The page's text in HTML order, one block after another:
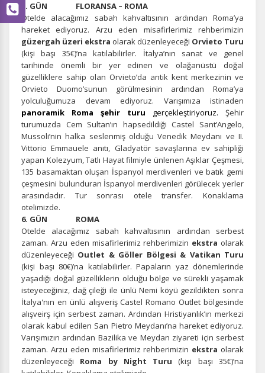
ÇEREZ KULLANIM AYARLARINIZ
Çerez tercihlerinizi belirleyin.
Daha fazla bilgi içinKVKK bilgilendirmemizi
gizlilik koşullarınıinceleyebilirsiniz.
Zorunlu Çerezler HER ZAMAN AKTIF
Oturum yönetimi, güvenlik ve temel site işlevleri için
gereklidir. Bu çerezler olmadan site düzgün çalışmaz ve
devre dışı bırakılamaz.
5. GÜN FLORANSA – ROMA
Otelde alacağımız sabah kahvaltısının ardından Roma’ya
hareket ediyoruz. Arzu eden misafirlerimiz rehberimizin
güzergah üzeri ekstra olarak düzenleyeceği Orvieto Turu
(kişi başı 35€)’na katılabilirler. İtalya’nın sanat ve genel
tarihinde önemli bir yer edinen ve olağanüstü doğal
güzelliklere sahip olan Orvieto’da antik kent merkezinin ve
Orvieto Duomo’sunun görülmesinin ardından Roma’ya
yolculuğumuza devam ediyoruz. Varışımıza istinaden
panoramik Roma şehir turu gerçekleştiriyoruz. Şehir
turumuzda Cem Sultan’ın hapsedildiği Castel Sant’Angelo,
Mussoli’nin halka seslenmiş olduğu Venedik Meydanı ve II.
Vittorio Emmauele anıtı, Gladyatör savaşlarına ev sahipliği
yapan Kolezyum, Tatlı Hayat filmiyle ünlenen Aşıklar Çeşmesi,
135 basamaktan oluşan İspanyol merdivenleri ve batık gemi
çeşmesini bulunduran İspanyol merdivenleri görülecek yerler
arasındadır. Tur sonrası otele transfer. Konaklama
otelimizde.
6. GÜN ROMA
Otelde alacağımız sabah kahvaltısının ardından serbest
zaman. Arzu eden misafirlerimiz rehberimizin ekstra olarak
düzenleyeceği Outlet & Göller Bölgesi & Vatikan Turu
(kişi başı 80€)’na katılabilirler. Papaların yaz dönemlerinde
yaşadığı doğal güzelliklerin olduğu bölge ve sürekli yaşamak
isteyeceğiniz, dağ çileği ile ünlü Nemi köyü gezildikten sonra
İtalya'nın en ünlü alışveriş Castel Romano Outlet bölgesinde
alışveirş için serbest zaman. Ardından Hristiyanlık’ın merkezi
olarak kabul edilen San Pietro Meydanı’na hareket ediyoruz.
Varışımızın ardından Bazilika ve Meydan ziyareti için serbest
zaman. Arzu eden misafirlerimiz rehberimizin ekstra olarak
düzenleyeceği Roma by Night Turu(kişi başı 35€)’na